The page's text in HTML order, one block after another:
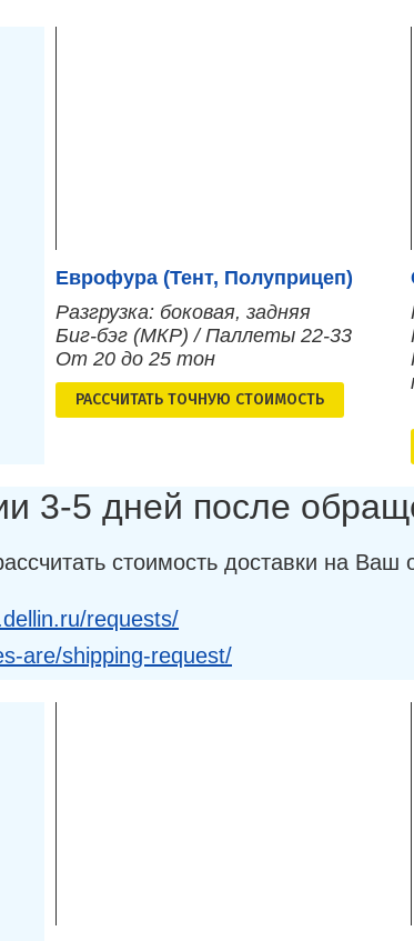
Еврофура (Тент, Полуприцеп)
Разгрузка: боковая, задняя
Биг-бэг (МКР) / Паллеты 22-33
От 20 до 25 тон
РАСCЧИТАТЬ ТОЧНУЮ СТОИМОСТЬ
3-5 дней после
стоимость доставки на
requests/
are/shipping-request/